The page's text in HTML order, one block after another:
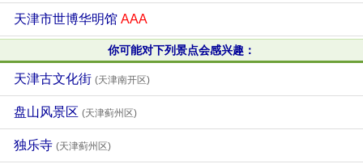
天津市世博华明馆 AAA
你可能对下列景点会感兴趣：
天津古文化街 (天津南开区)
盘山风景区 (天津蓟州区)
独乐寺 (天津蓟州区)